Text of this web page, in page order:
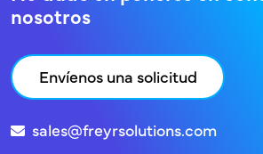
nosotros
Envíenos una solicitud
sales@freyrsolutions.com